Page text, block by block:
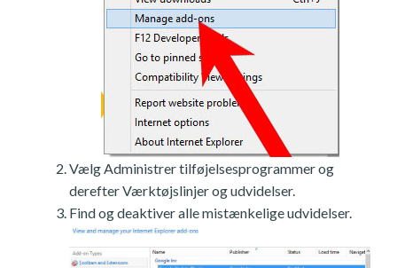
Vælg Administrer tilføjelsesprogrammer og
derefter Værktøjslinjer og udvidelser.
Find og deaktiver alle mistænkelige udvidelser.